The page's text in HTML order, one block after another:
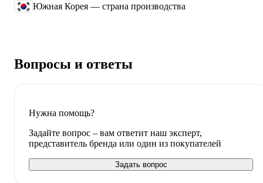
Южная Корея — страна производства
Вопросы и ответы
Нужна помощь?
Задайте вопрос – вам ответит наш эксперт,
представитель бренда или один из покупателей
Задать вопрос